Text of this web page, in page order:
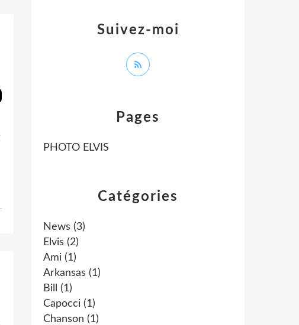
Catégories
News (3)
Elvis (2)
Ami (1)
Arkansas (1)
Bill
(1)
Capocci (1)
Chanson (1)
Pages
PHOTO ELVIS
Suivez-moi